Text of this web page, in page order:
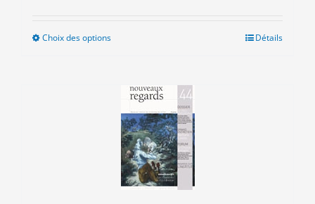
Choix des optionsCe
plusieurs
variations.
Les
options
peuvent
être
choisies
Détails